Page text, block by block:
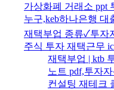
가상화폐 거래소 ppt
누구,keb하나은행
재택부업 종류✓투자
주식 투자 재택근무
재택부업 | ktb
노트 pdf,투자
컨설팅 재테크